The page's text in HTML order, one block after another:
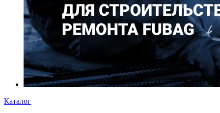
Каталог